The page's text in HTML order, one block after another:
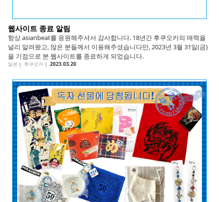
웹사이트 종료 알림
항상 asianbeat를 응원해주셔서 감사합니다. 18년간 후쿠오카의 매력을
널리 알려왔고, 많은 분들께서 이용해주셨습니다만, 2023년 3월 31일(금)
을 기점으로 본 웹사이트를 종료하게 되었습니다.
일본 ｜ 후쿠오카｜ 2023.03.20